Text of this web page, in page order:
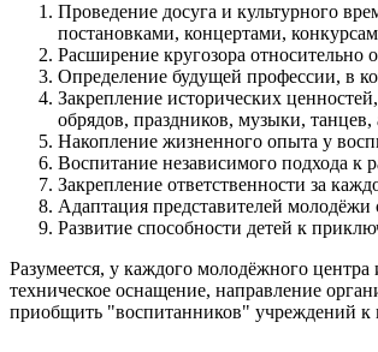
Проведение досуга и культурного
постановками, концертами,
Расширение кругозора
Определение будущей профессии, в
Закрепление исторических
обрядов, праздников, музыки,
Накопление жизненного опыта у
Воспитание независимого подхода
Закрепление ответственности за
Адаптация представителей
Развитие способности детей к
Разумеется, у каждого молодёжного
техническое оснащение, направление
приобщить "воспитанников" учреждений к